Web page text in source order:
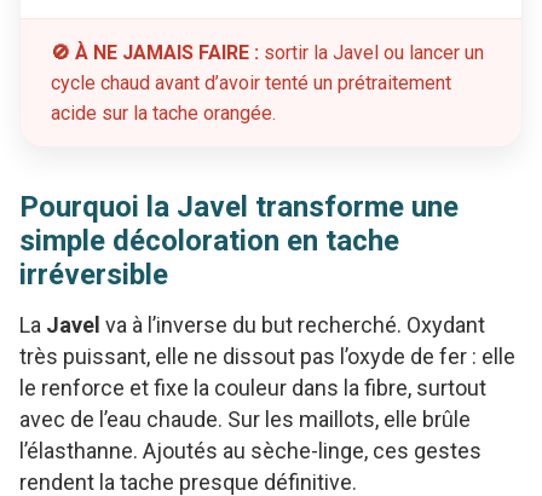
🚫 À NE JAMAIS FAIRE : sortir la Javel ou lancer un
cycle chaud avant d’avoir tenté un prétraitement
acide sur la tache orangée.
Pourquoi la Javel transforme une
simple décoloration en tache
irréversible
La Javel va à l’inverse du but recherché. Oxydant
très puissant, elle ne dissout pas l’oxyde de fer : elle
le renforce et fixe la couleur dans la fibre, surtout
avec de l’eau chaude. Sur les maillots, elle brûle
l’élasthanne. Ajoutés au sèche-linge, ces gestes
rendent la tache presque définitive.